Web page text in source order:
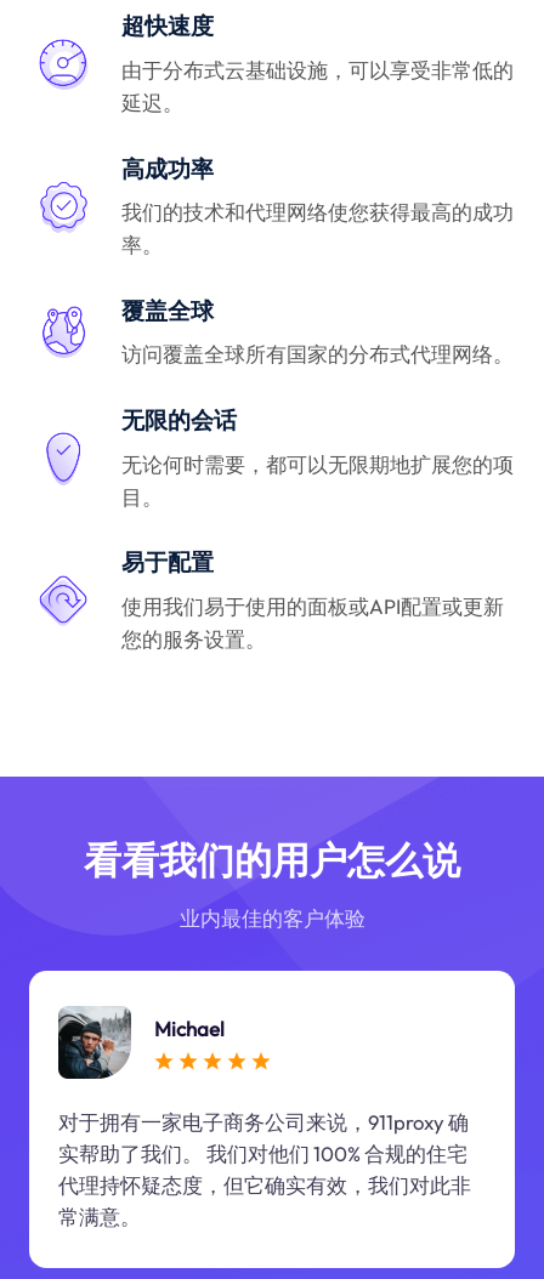
超快速度
由于分布式云基础设施，可以享受非常低的
延迟。
高成功率
我们的技术和代理网络使您获得最高的成功
率。
覆盖全球
访问覆盖全球所有国家的分布式代理网络。
无限的会话
无论何时需要，都可以无限期地扩展您的项
目。
易于配置
使用我们易于使用的面板或API配置或更新
您的服务设置。
看看我们的用户怎么说
业内最佳的客户体验
Michael
对于拥有一家电子商务公司来说，911proxy 确
实帮助了我们。 我们对他们 100% 合规的住宅
代理持怀疑态度，但它确实有效，我们对此非
常满意。